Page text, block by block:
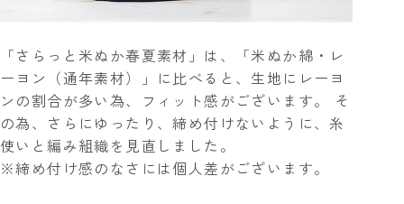
「さらっと米ぬか春夏素材」は、「米ぬか綿・レ
ーヨン（通年素材）」に比べると、生地にレーヨ
ンの割合が多い為、フィット感がございます。 そ
の為、さらにゆったり、締め付けないように、糸
使いと編み組織を見直しました。
※締め付け感のなさには個人差がございます。